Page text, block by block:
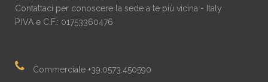
Contattaci per conoscere la sede a te più vicina - Italy
P.IVA e C.F.: 01753360476
Commerciale +39.0573.450590